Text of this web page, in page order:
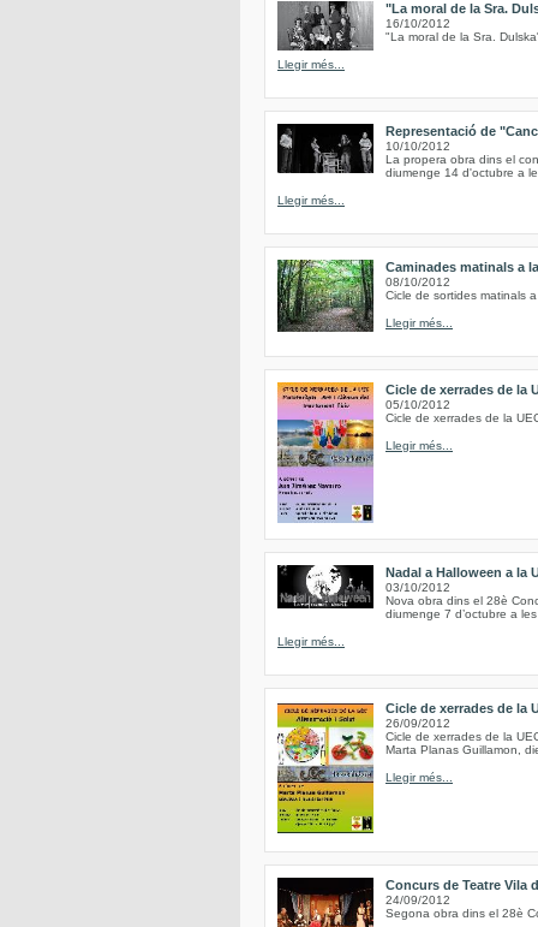
"La moral de la Sra.
16/10/2012
"La moral de la Sra.
Llegir més...
Representació de
10/10/2012
La propera obra dins el
diumenge 14 d'octubre a
Llegir més...
Caminades matinals a
08/10/2012
Cicle de sortides matinals
Llegir més...
Cicle de xerrades de la
05/10/2012
Cicle de xerrades de la
Llegir més...
Nadal a Halloween a la
03/10/2012
Nova obra dins el 28è
diumenge 7 d’octubre a
Llegir més...
Cicle de xerrades de la
26/09/2012
Cicle de xerrades de la
Marta Planas Guillamon,
Llegir més...
Concurs de Teatre Vila
24/09/2012
Segona obra dins el 28è